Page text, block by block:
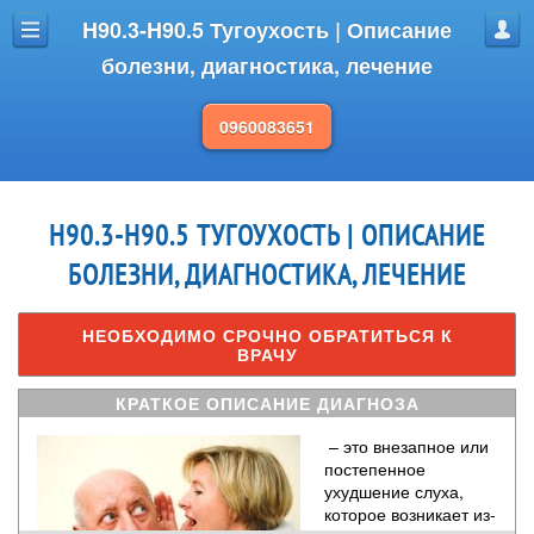
H90.3-H90.5 Тугоухость | Описание
болезни, диагностика, лечение
0960083651
H90.3-H90.5 ТУГОУХОСТЬ | ОПИСАНИЕ
БОЛЕЗНИ, ДИАГНОСТИКА, ЛЕЧЕНИЕ
НЕОБХОДИМО СРОЧНО ОБРАТИТЬСЯ К
ВРАЧУ
КРАТКОЕ ОПИСАНИЕ ДИАГНОЗА
– это внезапное или
постепенное
ухудшение слуха,
которое возникает из-